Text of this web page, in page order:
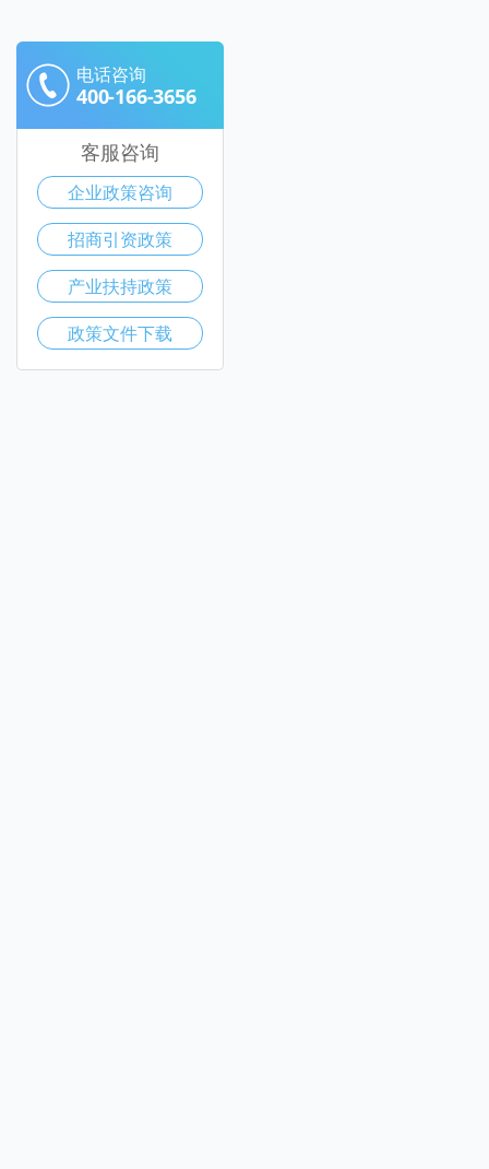
电话咨询
400-166-3656
客服咨询
企业政策咨询
招商引资政策
产业扶持政策
政策文件下载